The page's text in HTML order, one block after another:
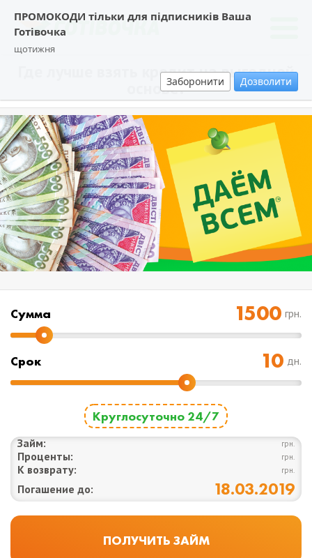
ПРОМОКОДИ тільки для підписників Ваша
Готівочка
щотижня
Заборонити Дозволити
Где лучше взять кредит на выгодной
основе?
Cумма грн.
Срок дн.
Круглосуточно 24/7
Займ: грн.
Проценты: грн.
К возврату: грн.
Погашение до: 18.03.2019